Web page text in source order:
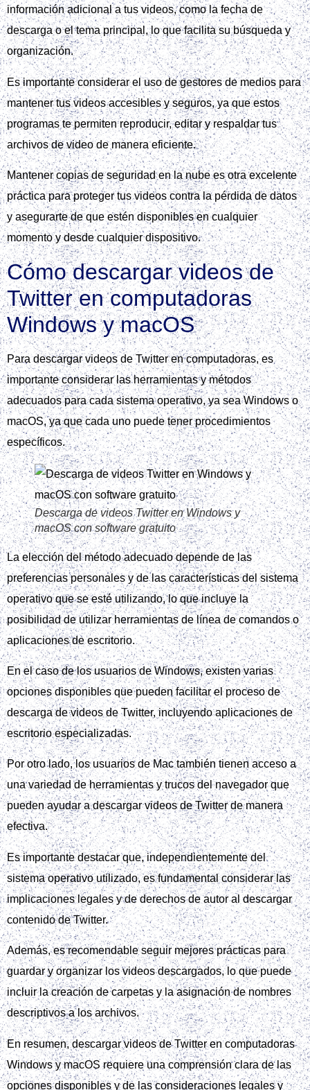
información adicional a tus videos, como la fecha de
descarga o el tema principal, lo que facilita su búsqueda y
organización.
Es importante considerar el uso de gestores de medios para
mantener tus videos accesibles y seguros, ya que estos
programas te permiten reproducir, editar y respaldar tus
archivos de video de manera eficiente.
Mantener copias de seguridad en la nube es otra excelente
práctica para proteger tus videos contra la pérdida de datos
y asegurarte de que estén disponibles en cualquier
momento y desde cualquier dispositivo.
Cómo descargar videos de
Twitter en computadoras
Windows y macOS
Para descargar videos de Twitter en computadoras, es
importante considerar las herramientas y métodos
adecuados para cada sistema operativo, ya sea Windows o
macOS, ya que cada uno puede tener procedimientos
específicos.
Descarga de videos Twitter en Windows y
macOS con software gratuito
La elección del método adecuado depende de las
preferencias personales y de las características del sistema
operativo que se esté utilizando, lo que incluye la
posibilidad de utilizar herramientas de línea de comandos o
aplicaciones de escritorio.
En el caso de los usuarios de Windows, existen varias
opciones disponibles que pueden facilitar el proceso de
descarga de videos de Twitter, incluyendo aplicaciones de
escritorio especializadas.
Por otro lado, los usuarios de Mac también tienen acceso a
una variedad de herramientas y trucos del navegador que
pueden ayudar a descargar videos de Twitter de manera
efectiva.
Es importante destacar que, independientemente del
sistema operativo utilizado, es fundamental considerar las
implicaciones legales y de derechos de autor al descargar
contenido de Twitter.
Además, es recomendable seguir mejores prácticas para
guardar y organizar los videos descargados, lo que puede
incluir la creación de carpetas y la asignación de nombres
descriptivos a los archivos.
En resumen, descargar videos de Twitter en computadoras
Windows y macOS requiere una comprensión clara de las
opciones disponibles y de las consideraciones legales y